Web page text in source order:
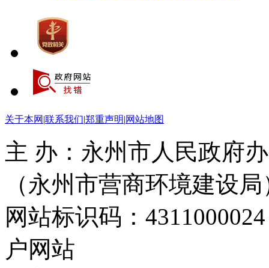
关于本网 |联系我们|郑重声明|网站地图
主 办：永州市人民政府
（永州市营商环境建设局
网站标识码：
户网站